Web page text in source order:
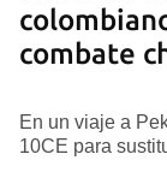
combate
En un viaje a
10CE para